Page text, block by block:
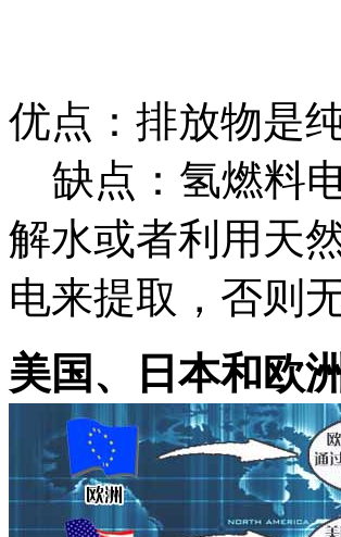
优点：排放物是
缺点：氢燃料
解水或者利用天
电来提取，否则
美国、日本和欧